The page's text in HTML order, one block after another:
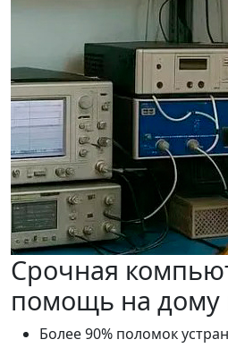
Срочная
помощь на дому
Более 90% поломок